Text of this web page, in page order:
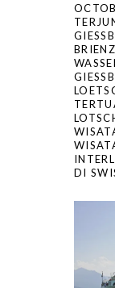
BRIENZ
DI